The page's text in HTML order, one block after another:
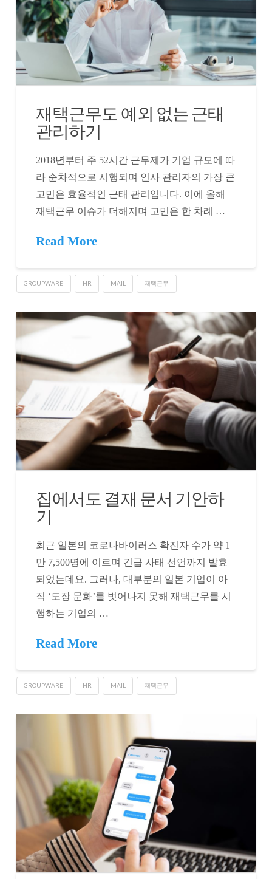
재택근무도 예외 없는 근태
관리하기
2018년부터 주 52시간 근무제가 기업 규모에 따
라 순차적으로 시행되며 인사 관리자의 가장 큰
고민은 효율적인 근태 관리입니다. 이에 올해
재택근무 이슈가 더해지며 고민은 한 차례 …
Read More
GROUPWARE HR MAIL 재택근무
집에서도 결재 문서 기안하
기
최근 일본의 코로나바이러스 확진자 수가 약 1
만 7,500명에 이르며 긴급 사태 선언까지 발효
되었는데요. 그러나, 대부분의 일본 기업이 아
직 ‘도장 문화’를 벗어나지 못해 재택근무를 시
행하는 기업의 …
Read More
GROUPWARE HR MAIL 재택근무